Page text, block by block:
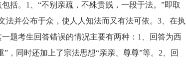
括。1、“不别亲疏，不殊贵贱，一段于法。”即取
并公布于众，使人人知法而又有法可依。3、在执
题考生回答错误的情况主要有两种：1、回答为西
，同时还加上了宗法思想“亲亲、尊尊”等。2、回